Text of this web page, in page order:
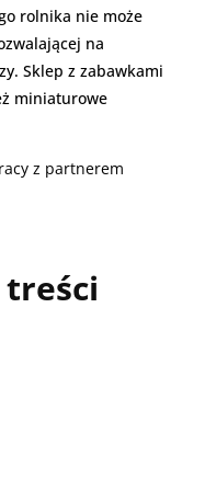
rolnika nie może
na
Sklep z zabawkami
miniaturowe
z partnerem